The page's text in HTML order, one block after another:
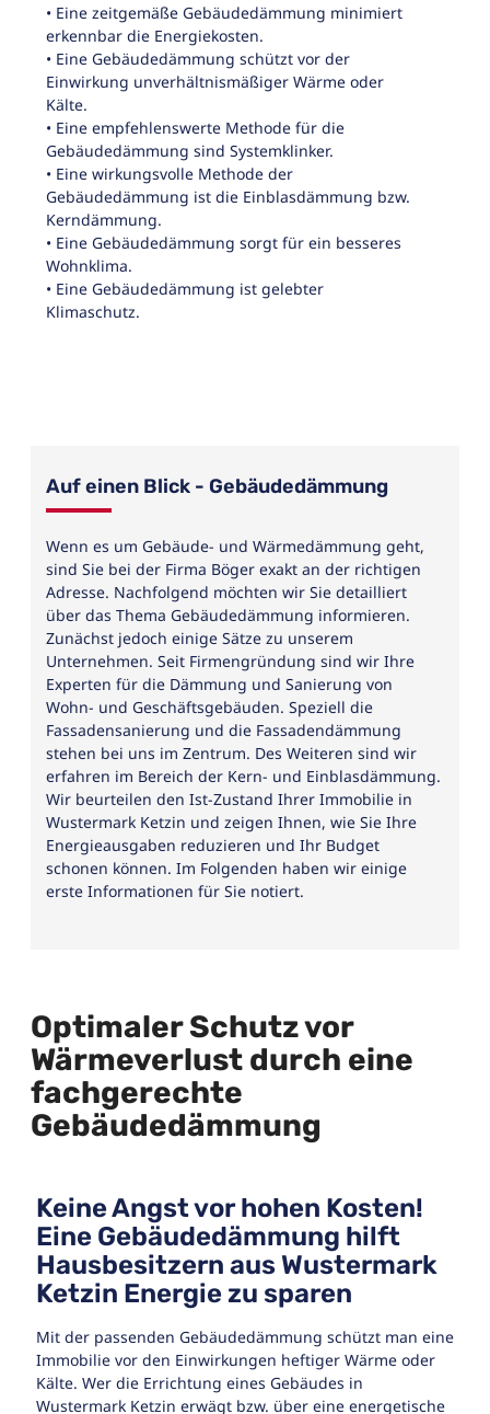
• Eine zeitgemäße Gebäudedämmung minimiert
erkennbar die Energiekosten.
• Eine Gebäudedämmung schützt vor der
Einwirkung unverhältnismäßiger Wärme oder
Kälte.
• Eine empfehlenswerte Methode für die
Gebäudedämmung sind Systemklinker.
• Eine wirkungsvolle Methode der
Gebäudedämmung ist die Einblasdämmung bzw.
Kerndämmung.
• Eine Gebäudedämmung sorgt für ein besseres
Wohnklima.
• Eine Gebäudedämmung ist gelebter
Klimaschutz.
Auf einen Blick - Gebäudedämmung
Wenn es um Gebäude- und Wärmedämmung geht,
sind Sie bei der Firma Böger exakt an der richtigen
Adresse. Nachfolgend möchten wir Sie detailliert
über das Thema Gebäudedämmung informieren.
Zunächst jedoch einige Sätze zu unserem
Unternehmen. Seit Firmengründung sind wir Ihre
Experten für die Dämmung und Sanierung von
Wohn- und Geschäftsgebäuden. Speziell die
Fassadensanierung und die Fassadendämmung
stehen bei uns im Zentrum. Des Weiteren sind wir
erfahren im Bereich der Kern- und Einblasdämmung.
Wir beurteilen den Ist-Zustand Ihrer Immobilie in
Wustermark Ketzin und zeigen Ihnen, wie Sie Ihre
Energieausgaben reduzieren und Ihr Budget
schonen können. Im Folgenden haben wir einige
erste Informationen für Sie notiert.
Optimaler Schutz vor
Wärmeverlust durch eine
fachgerechte
Gebäudedämmung
Keine Angst vor hohen Kosten!
Eine Gebäudedämmung hilft
Hausbesitzern aus Wustermark
Ketzin Energie zu sparen
Mit der passenden Gebäudedämmung schützt man eine
Immobilie vor den Einwirkungen heftiger Wärme oder
Kälte. Wer die Errichtung eines Gebäudes in
Wustermark Ketzin erwägt bzw. über eine energetische